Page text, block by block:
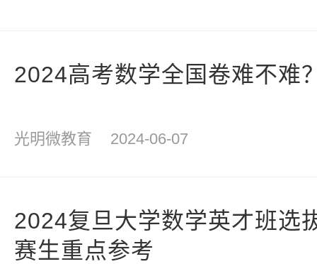
2024高考数学全国卷难不难
光明微教育 2024-06-07
2024复旦大学数学英才班选
赛生重点参考